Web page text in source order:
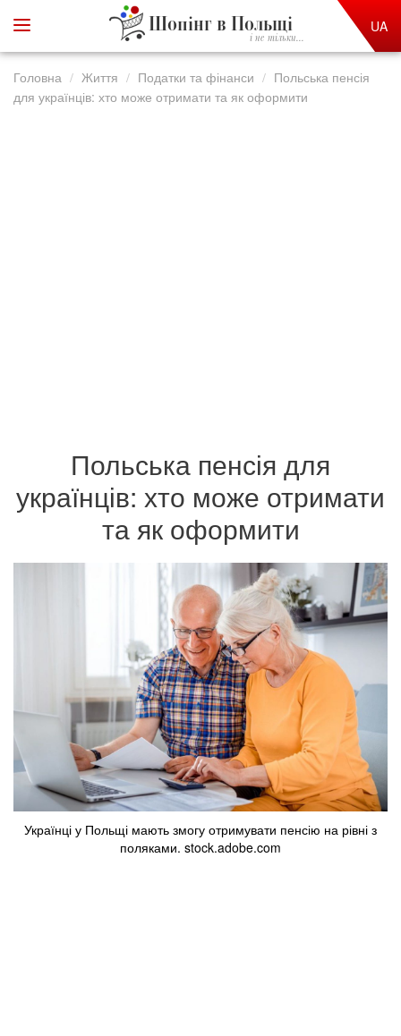
Шопінг в Польщі
і не тільки...
UA
Головна Життя Податки та фінанси
Польська пенсія
для українців: хто може отримати та як оформити
Польська пенсія для
українців: хто може отримати
та як оформити
Українці у Польщі мають змогу отримувати пенсію на рівні з
поляками. stock.adobe.com